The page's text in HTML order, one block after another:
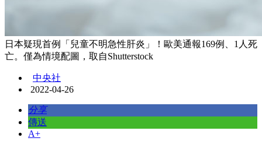
日本疑現首例「兒童不明急性肝炎」！歐美通報169例、1人死
亡。僅為情境配圖，取自Shutterstock
中央社
2022-04-26
分享
傳送
A+